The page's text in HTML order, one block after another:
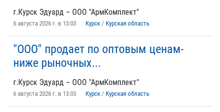
г.Курск Эдуард – ООО "АрмКомплект"
6 августа 2026 г. в 13:03 Курск / Курская область
"ООО" продает по оптовым ценам-
ниже рыночных...
г.Курск Эдуард – ООО "АрмКомплект"
6 августа 2026 г. в 13:03 Курск / Курская область